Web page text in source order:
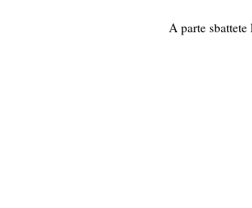
A parte